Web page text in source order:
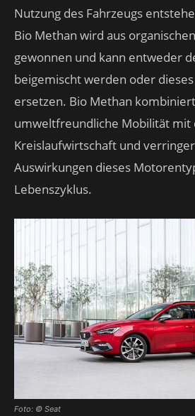
Nutzung des Fahrzeugs
Bio Methan wird aus
gewonnen und kann entweder
beigemischt werden oder
ersetzen. Bio Methan kombiniert
umweltfreundliche Mobilität mit
Kreislaufwirtschaft und
Auswirkungen dieses
Lebenszyklus.
Foto: © Seat